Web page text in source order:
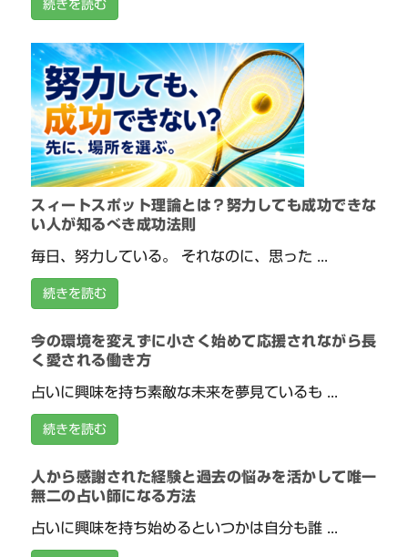
続きを読む
スィートスポット理論とは？努力しても成功できな
い人が知るべき成功法則
毎日、努力している。 それなのに、思った ...
続きを読む
今の環境を変えずに小さく始めて応援されながら長
く愛される働き方
占いに興味を持ち素敵な未来を夢見ているも ...
続きを読む
人から感謝された経験と過去の悩みを活かして唯一
無二の占い師になる方法
占いに興味を持ち始めるといつかは自分も誰 ...